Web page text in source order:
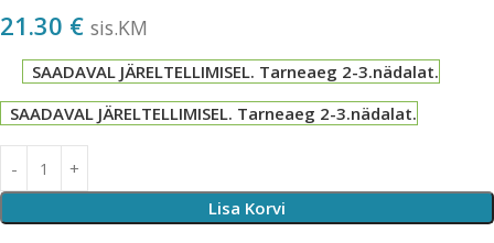
21.30 € sis.KM
SAADAVAL JÄRELTELLIMISEL. Tarneaeg 2-3.nädalat.
SAADAVAL JÄRELTELLIMISEL. Tarneaeg 2-3.nädalat.
Lisa Korvi